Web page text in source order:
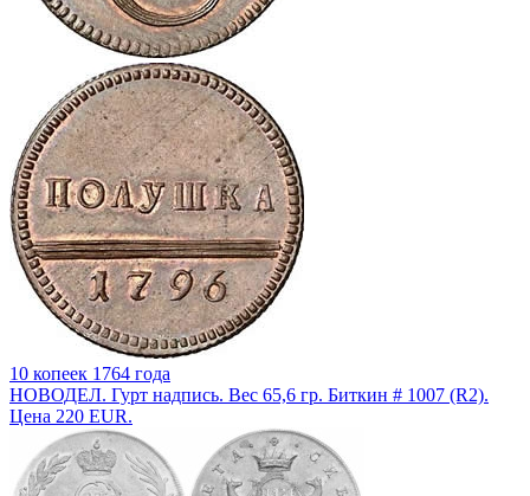
10 копеек 1764 года
НОВОДЕЛ. Гурт надпись. Вес 65,6 гр. Биткин # 1007 (R2).
Цена 220 EUR.